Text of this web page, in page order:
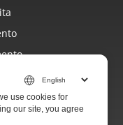
use cookies for
our site, you agree